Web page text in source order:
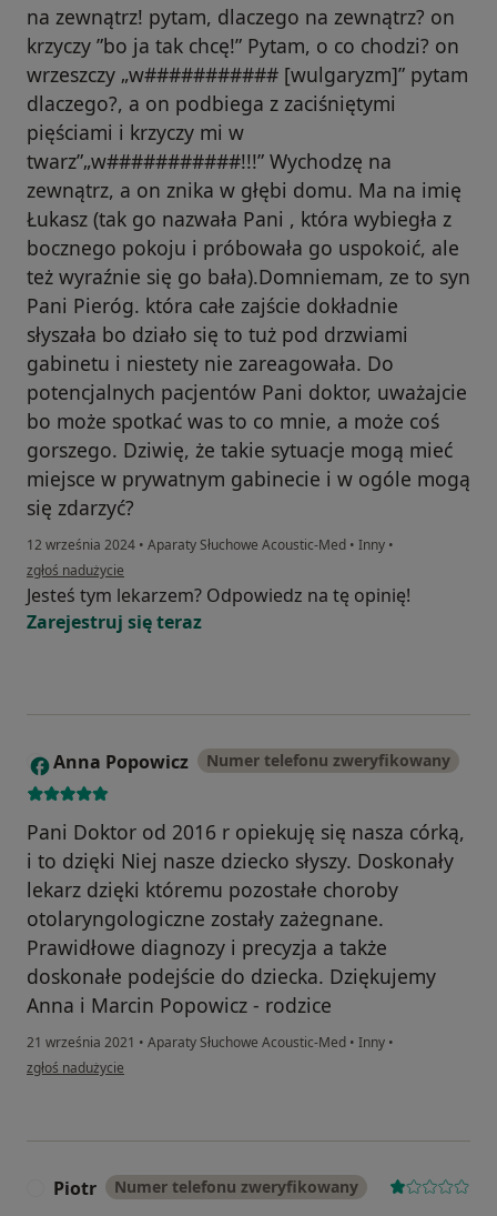
na zewnątrz! pytam, dlaczego na zewnątrz? on
krzyczy ”bo ja tak chcę!” Pytam, o co chodzi? on
wrzeszczy „w########### [wulgaryzm]” pytam
dlaczego?, a on podbiega z zaciśniętymi
pięściami i krzyczy mi w
twarz”„w###########!!!” Wychodzę na
zewnątrz, a on znika w głębi domu. Ma na imię
Łukasz (tak go nazwała Pani , która wybiegła z
bocznego pokoju i próbowała go uspokoić, ale
też wyraźnie się go bała).Domniemam, ze to syn
Pani Pieróg. która całe zajście dokładnie
słyszała bo działo się to tuż pod drzwiami
gabinetu i niestety nie zareagowała. Do
potencjalnych pacjentów Pani doktor, uważajcie
bo może spotkać was to co mnie, a może coś
gorszego. Dziwię, że takie sytuacje mogą mieć
miejsce w prywatnym gabinecie i w ogóle mogą
się zdarzyć?
12 września 2024 • Aparaty Słuchowe Acoustic-Med • Inny •
w opinii użytkownika Roman
zgłoś nadużycie
Jesteś tym lekarzem? Odpowiedz na tę opinię!
Zarejestruj się teraz
A Anna Popowicz Numer telefonu zweryfikowany
Pani Doktor od 2016 r opiekuję się nasza córką,
i to dzięki Niej nasze dziecko słyszy. Doskonały
lekarz dzięki któremu pozostałe choroby
otolaryngologiczne zostały zażegnane.
Prawidłowe diagnozy i precyzja a także
doskonałe podejście do dziecka. Dziękujemy
Anna i Marcin Popowicz - rodzice
21 września 2021 • Aparaty Słuchowe Acoustic-Med • Inny •
w opinii użytkownika Anna Popowicz
zgłoś nadużycie
Piotr Numer telefonu zweryfikowany